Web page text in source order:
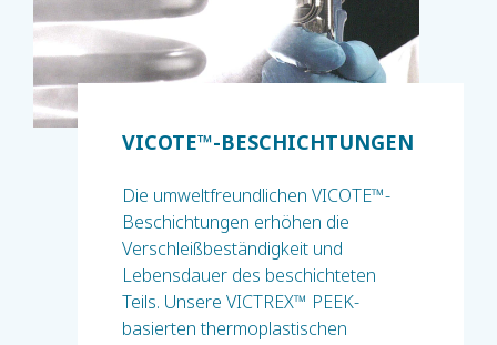
VICOTE™-BESCHICHTUNGEN
Die umweltfreundlichen VICOTE™-
Beschichtungen erhöhen die
Verschleißbeständigkeit und
Lebensdauer des beschichteten
Teils. Unsere VICTREX™ PEEK-
basierten thermoplastischen